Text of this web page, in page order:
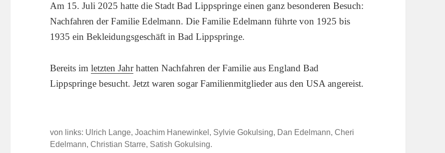
Am 15. Juli 2025 hatte die Stadt Bad Lippspringe einen ganz besonderen Besuch:
Nachfahren der Familie Edelmann. Die Familie Edelmann führte von 1925 bis
1935 ein Bekleidungsgeschäft in Bad Lippspringe.
Bereits imletzten Jahrhatten Nachfahren der Familie aus England Bad
Lippspringe besucht. Jetzt waren sogar Familienmitglieder aus den USA angereist.
von links: Ulrich Lange, Joachim Hanewinkel, Sylvie Gokulsing, Dan Edelmann, Cheri
Edelmann, Christian Starre, Satish Gokulsing.